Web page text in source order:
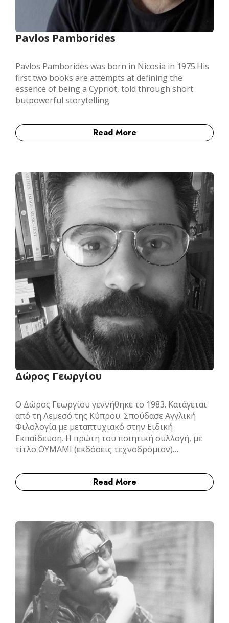
Pavlos Pamborides
Pavlos Pamborides was born in Nicosia in 1975.His
first two books are attempts at defining the
essence of being a Cypriot, told through short
butpowerful storytelling.
Read More
Δώρος Γεωργίου
Ο Δώρος Γεωργίου γεννήθηκε το 1983. Κατάγεται
από τη Λεμεσό της Κύπρου. Σπούδασε Αγγλική
Φιλολογία με μεταπτυχιακό στην Ειδική
Εκπαίδευση. Η πρώτη του ποιητική συλλογή, με
τίτλο ΟΥΜΑΜΙ (εκδόσεις τεχνοδρόμιον)…
Read More